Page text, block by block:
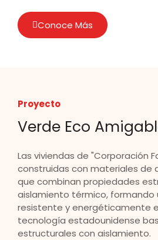
Conoce Más
Proyecto
Verde Eco
Las viviendas de "Corporación
construidas con materiales de
que combinan propiedades
aislamiento térmico, formando
resistente y energéticamente
tecnología estadounidense
estructurales con aislamiento.